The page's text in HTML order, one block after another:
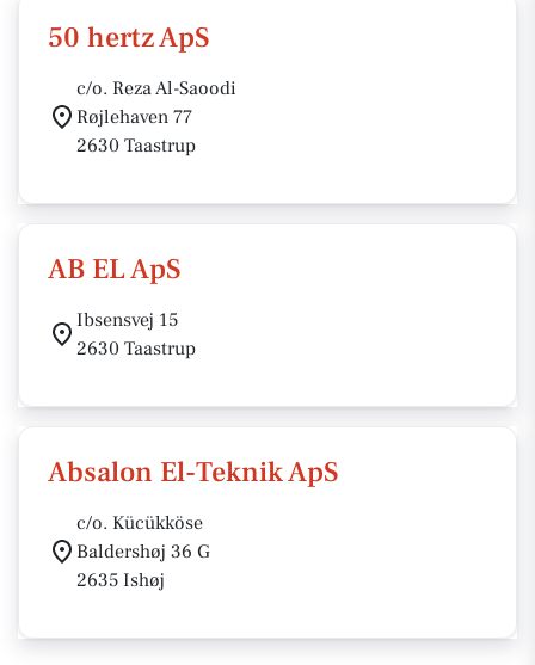
50 hertz ApS
c/o. Reza Al-Saoodi
Røjlehaven 77
2630 Taastrup
AB EL ApS
Ibsensvej 15
2630 Taastrup
Absalon El-Teknik ApS
c/o. Kücükköse
Baldershøj 36 G
2635 Ishøj